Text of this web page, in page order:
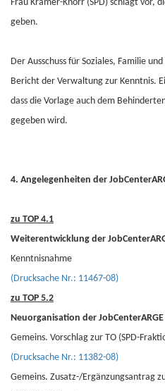
Frau Krämer-Knorr (SPD) schlägt vor,
geben.
Der Ausschuss für Soziales, Familie
Bericht der Verwaltung zur Kenntnis.
dass die Vorlage auch dem
gegeben wird.
4. Angelegenheiten der
zu TOP 4.1
Weiterentwicklung der
Kenntnisnahme
(Drucksache Nr.: 11467-08)
zu TOP 5.2
Neuorganisation der
Gemeins. Vorschlag zur TO (SPD-
(Drucksache Nr.: 11382-08)
Gemeins. Zusatz-/Ergänzungsantrag